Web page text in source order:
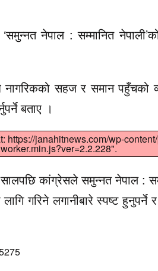
नेपाल : सम्मानित
सहज र समान पहुँचको
बताए ।
https://janahitnews.com/wp-
कांग्रेसले समुन्नत नेपाल :
गरिने लगानीबारे स्पष्ट हुनुपर्ने